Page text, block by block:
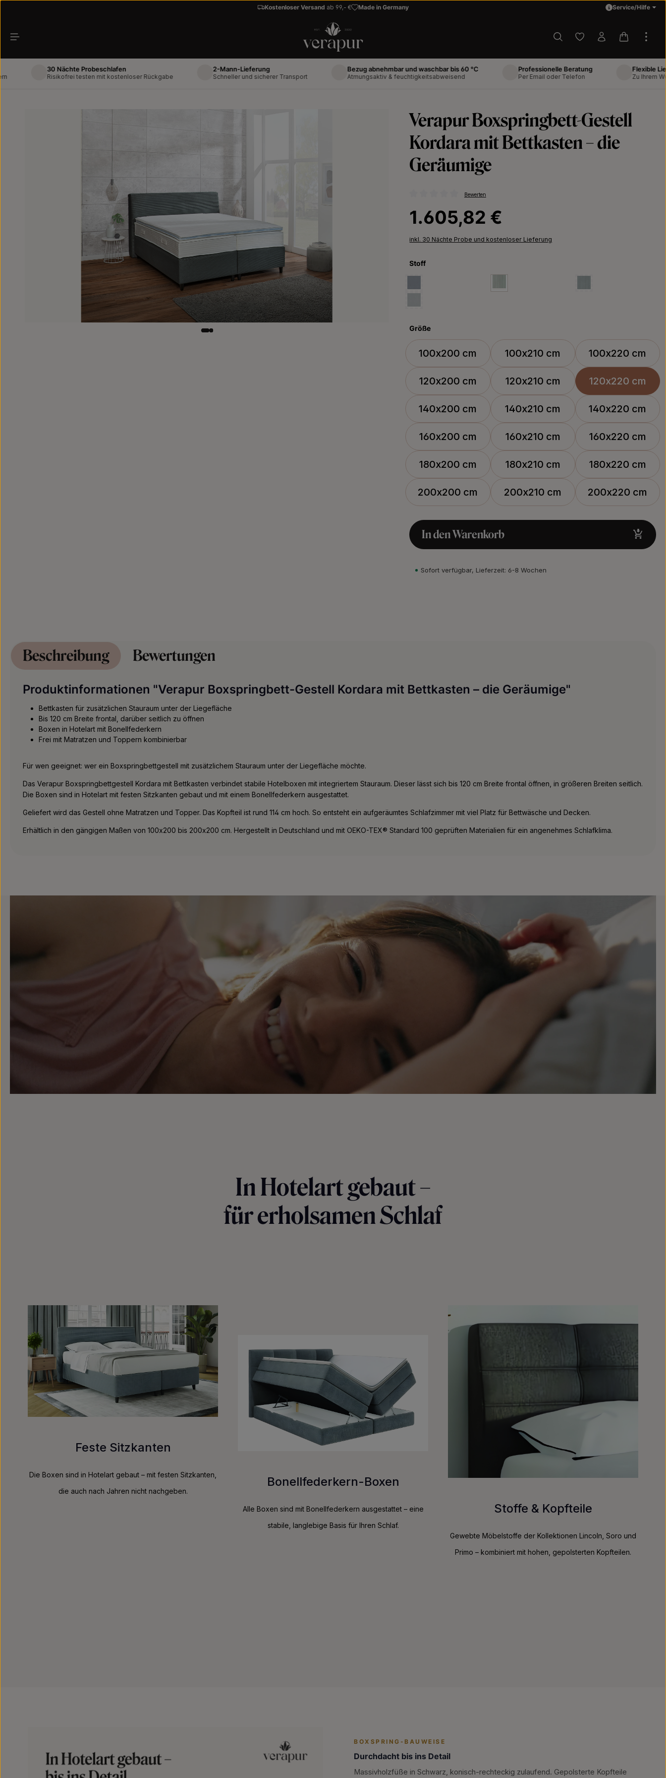
Kostenloser Versand ab 99,- € Made in Germany Service/Hilfe
Du hast 0 Produkte auf
30 Nächte Probeschlafen
Risikofrei testen mit kostenloser Rückgabe
2-Mann-Lieferung
Schneller und sicherer Transport
Bezug abnehmbar und waschbar bis 60 °C
Atmungsaktiv & feuchtigkeitsabweisend
Professionelle Beratung
Per Email oder Telefon
Flexible Lieferung
Zu Ihrem
Bewerten
Verapur Boxspringbett-Gestell
Kordara mit Bettkasten – die
Geräumige
Regulärer Preis:
1.605,82 €
inkl. 30 Nächte Probe und kostenloser Lieferung
Größe
100x200 cm 100x210 cm 100x220 cm
120x200 cm 120x210 cm 120x220 cm
140x200 cm 140x210 cm 140x220 cm
160x200 cm 160x210 cm 160x220 cm
180x200 cm 180x210 cm 180x220 cm
200x200 cm 200x210 cm 200x220 cm
Stoff
In den Warenkorb
Sofort verfügbar, Lieferzeit: 6-8 Wochen
Beschreibung Bewertungen
Produktinformationen "Verapur Boxspringbett-Gestell Kordara mit Bettkasten – die Geräumige"
Bettkasten für zusätzlichen Stauraum unter der Liegefläche
Bis 120 cm Breite frontal, darüber seitlich zu öffnen
Boxen in Hotelart mit Bonellfederkern
Frei mit Matratzen und Toppern kombinierbar
Für wen geeignet: wer ein Boxspringbettgestell mit zusätzlichem Stauraum unter der Liegefläche möchte.
Das Verapur Boxspringbettgestell Kordara mit Bettkasten verbindet stabile Hotelboxen mit integriertem Stauraum. Dieser lässt sich bis 120 cm Breite frontal öffnen, in größeren Breiten seitlich.
Die Boxen sind in Hotelart mit festen Sitzkanten gebaut und mit einem Bonellfederkern ausgestattet.
Geliefert wird das Gestell ohne Matratzen und Topper. Das Kopfteil ist rund 114 cm hoch. So entsteht ein aufgeräumtes Schlafzimmer mit viel Platz für Bettwäsche und Decken.
Erhältlich in den gängigen Maßen von 100x200 bis 200x200 cm. Hergestellt in Deutschland und mit OEKO-TEX® Standard 100 geprüften Materialien für ein angenehmes Schlafklima.
In Hotelart gebaut –
für erholsamen Schlaf
Feste Sitzkanten
Die Boxen sind in Hotelart gebaut – mit festen Sitzkanten,
die auch nach Jahren nicht nachgeben.
Bonellfederkern-Boxen
Alle Boxen sind mit Bonellfederkern ausgestattet – eine
stabile, langlebige Basis für Ihren Schlaf.
Stoffe & Kopfteile
Gewebte Möbelstoffe der Kollektionen Lincoln, Soro und
Primo – kombiniert mit hohen, gepolsterten Kopfteilen.
BOXSPRING-BAUWEISE
Durchdacht bis ins Detail
Massivholzfüße in Schwarz, konisch-rechteckig zulaufend. Gepolsterte Kopfteile